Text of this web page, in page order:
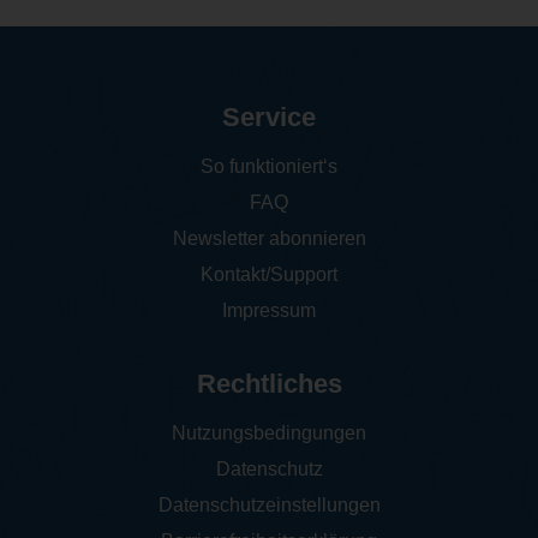
Service
So funktioniert‘s
FAQ
Newsletter abonnieren
Kontakt/Support
Impressum
Rechtliches
Nutzungsbedingungen
Datenschutz
Datenschutzeinstellungen